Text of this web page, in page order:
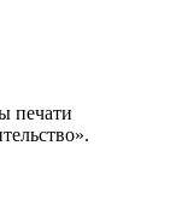
печати